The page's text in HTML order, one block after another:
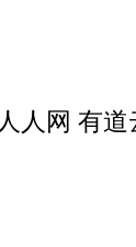
人人网 有道